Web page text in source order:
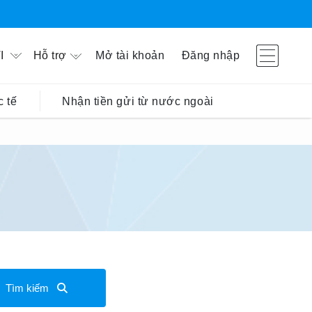
Hỗ trợ Mở tài khoản Đăng nhập
tế Nhận tiền gửi từ nước ngoài
Tìm kiếm